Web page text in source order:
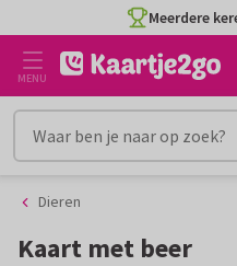
naar
inhoud
naar
het
filter
Meerdere
MENU
Dieren
Kaart met beer